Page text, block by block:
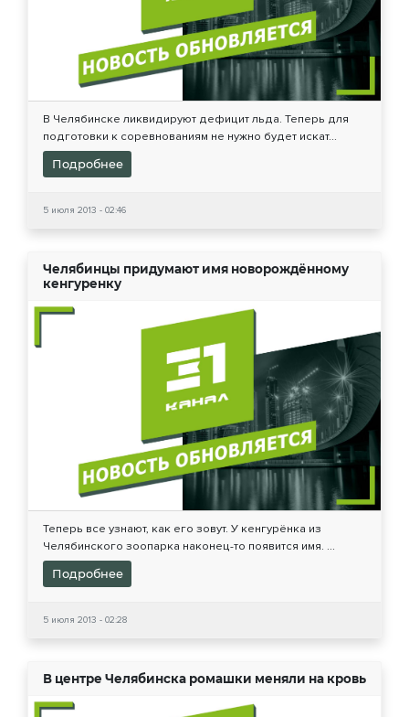
В Челябинске ликвидируют дефицит льда. Теперь для
подготовки к соревнованиям не нужно будет искат...
Подробнее
5 июля 2013 - 02:46
Челябинцы придумают имя новорождённому
кенгуренку
Теперь все узнают, как его зовут. У кенгурёнка из
Челябинского зоопарка наконец-то появится имя. ...
Подробнее
5 июля 2013 - 02:28
В центре Челябинска ромашки меняли на кровь